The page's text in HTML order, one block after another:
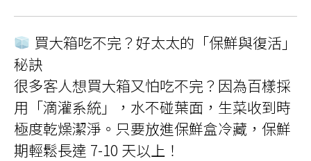
買大箱吃不完？好太太的「保鮮與復活」
秘訣
很多客人想買大箱又怕吃不完？因為百樣採
用「滴灌系統」，水不碰葉面，生菜收到時
極度乾燥潔淨。只要放進保鮮盒冷藏，保鮮
期輕鬆長達 7-10 天以上！